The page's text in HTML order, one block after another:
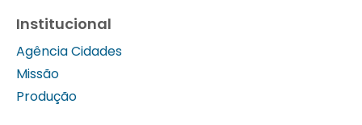
Institucional
Agência Cidades
Missão
Produção